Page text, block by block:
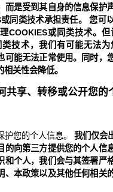
而是受到其自身的信息保护
同类技术承担责任。 您可
COOKIES或同类技术。
类技术，我们有可能无法
可能无法正常使用。同时，
关性会降低。
共享、转移或公开您的
您的个人信息。
我们仅会
的向第三方提供您的个人信
和个人，我们会与其签署严
、本政策以及其他任何相关